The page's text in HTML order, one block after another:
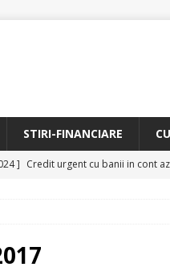
STIRI-FINANCIARE
] Credit urgent cu banii in cont
]